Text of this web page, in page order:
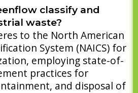
classify and
waste?
to the North American
System (NAICS) for
employing state-of-
practices for
and disposal of